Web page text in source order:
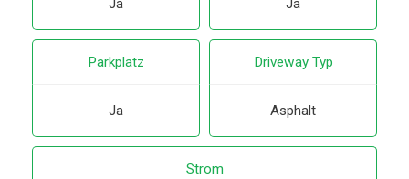
Ja Ja
Parkplatz
Ja
Driveway Typ
Asphalt
Strom